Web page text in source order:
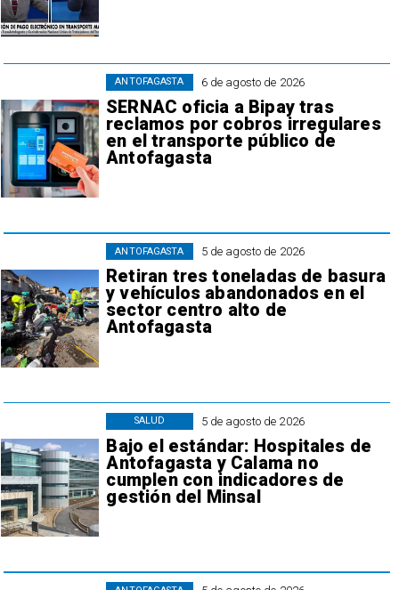
6 de agosto de 2026
SERNAC oficia a Bipay tras
reclamos por cobros irregulares
en el transporte público de
Antofagasta
ANTOFAGASTA
5 de agosto de 2026
Retiran tres toneladas de basura
y vehículos abandonados en el
sector centro alto de
Antofagasta
ANTOFAGASTA
5 de agosto de 2026
Bajo el estándar: Hospitales de
Antofagasta y Calama no
cumplen con indicadores de
gestión del Minsal
SALUD